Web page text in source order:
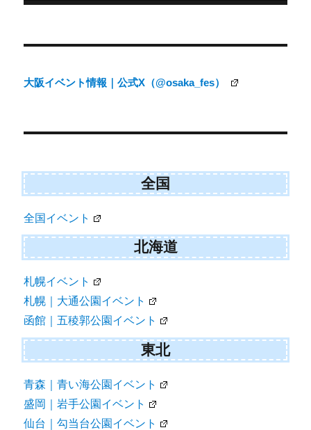
稿
ビ
ー
ョ
ン
大阪イベント情報｜公式X（@osaka_fes）
全国
全国イベント
北海道
札幌イベント
札幌｜大通公園イベント
函館｜五稜郭公園イベント
東北
青森｜青い海公園イベント
盛岡｜岩手公園イベント
仙台｜勾当台公園イベント